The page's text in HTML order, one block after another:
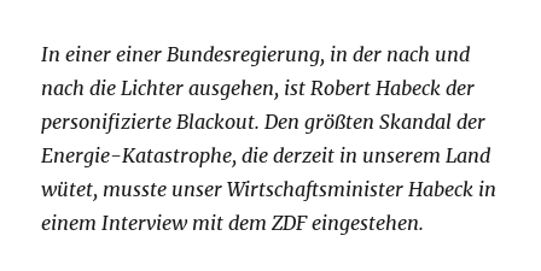
In einer einer Bundesregierung, in der nach und
nach die Lichter ausgehen, ist Robert Habeck der
personifizierte Blackout. Den größten Skandal der
Energie-Katastrophe, die derzeit in unserem Land
wütet, musste unser Wirtschaftsminister Habeck in
einem Interview mit dem ZDF eingestehen.